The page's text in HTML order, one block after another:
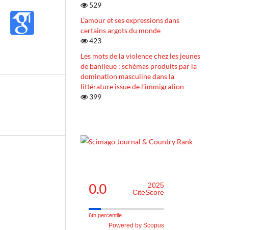
529
L’amour et ses expressions dans
certains argots du monde
423
Les mots de la violence chez les jeunes
de banlieue : schémas produits par la
domination masculine dans la
littérature issue de l’immigration
399
0.0
2025
CiteScore
6th percentile
Powered by Scopus